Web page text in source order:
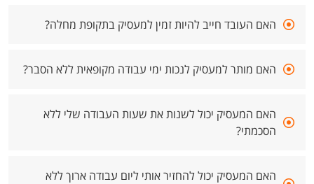
האם העובד חייב להיות זמין למעסיק בתקופת מחלה?
האם מותר למעסיק לנכות ימי עבודה מקופאית ללא הסבר?
האם המעסיק יכול לשנות את שעות העבודה שלי ללא
הסכמתי?
האם המעסיק יכול להחזיר אותי ליום עבודה ארוך ללא